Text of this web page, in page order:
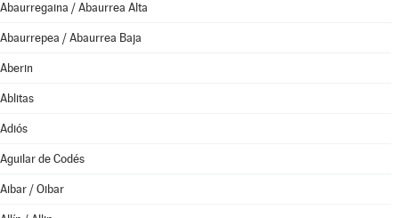
Abaurregaina / Abaurrea Alta
Abaurrepea / Abaurrea Baja
Aberin
Ablitas
Adiós
Aguilar de Codés
Aibar / Oibar